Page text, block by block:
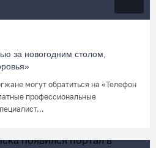
за новогодним столом,
могут обратиться на «Телефон
профессиональные